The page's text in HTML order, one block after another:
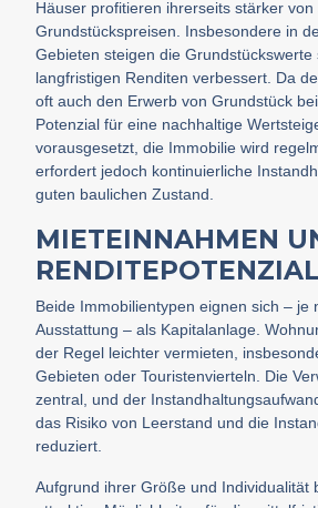
Häuser profitieren ihrerseits stärker von
Grundstückspreisen. Insbesondere in
Gebieten steigen die Grundstückswerte
langfristigen Renditen verbessert. Da
oft auch den Erwerb von Grundstück
Potenzial für eine nachhaltige
vorausgesetzt, die Immobilie wird
erfordert jedoch kontinuierliche
guten baulichen Zustand.
MIETEINNAHMEN
RENDITEPOTENZIAL
Beide Immobilientypen eignen sich – je
Ausstattung – als Kapitalanlage.
der Regel leichter vermieten,
Gebieten oder Touristenvierteln. Die
zentral, und der
das Risiko von Leerstand und die
reduziert.
Aufgrund ihrer Größe und Individualität